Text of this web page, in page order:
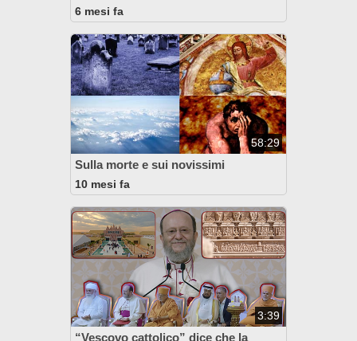
6 mesi fa
58:29
Sulla morte e sui novissimi
10 mesi fa
3:39
“Vescovo cattolico” dice che la